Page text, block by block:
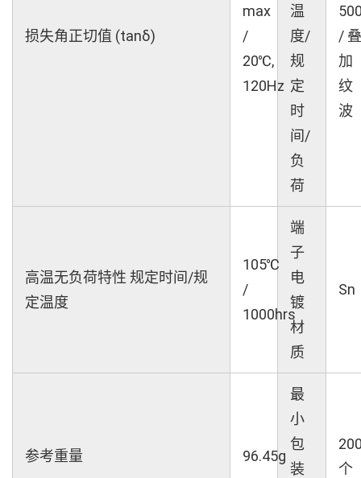
损失角正切值 (tanδ)
max
/
20℃,
120Hz
温
度/
规
定
时
间/
负
荷
/ 叠
加
纹
波
高温无负荷特性 规定时间/规
定温度
105℃
/
1000hrs
端
子
电
镀
材
质
Sn
参考重量 96.45g
最
小
包
装
个